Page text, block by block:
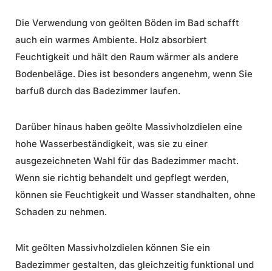
Die Verwendung von geölten Böden im Bad schafft
auch ein warmes Ambiente. Holz absorbiert
Feuchtigkeit und hält den Raum wärmer als andere
Bodenbeläge. Dies ist besonders angenehm, wenn Sie
barfuß durch das Badezimmer laufen.
Darüber hinaus haben geölte Massivholzdielen eine
hohe Wasserbeständigkeit, was sie zu einer
ausgezeichneten Wahl für das Badezimmer macht.
Wenn sie richtig behandelt und gepflegt werden,
können sie Feuchtigkeit und Wasser standhalten, ohne
Schaden zu nehmen.
Mit geölten Massivholzdielen können Sie ein
Badezimmer gestalten, das gleichzeitig funktional und